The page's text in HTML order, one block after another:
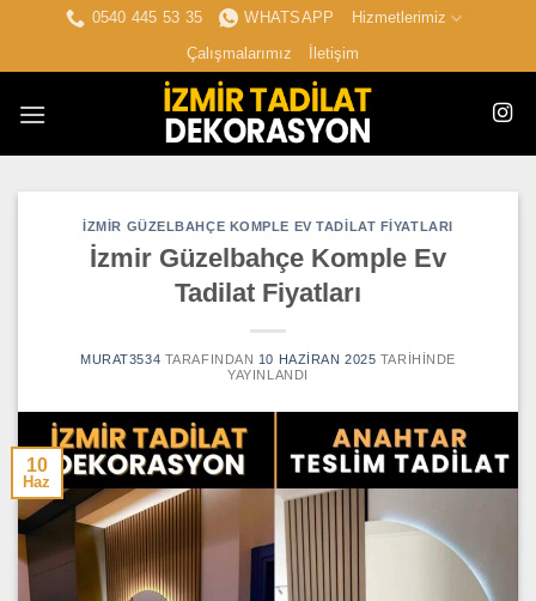
0540 445 53 35 WHATSAPP
Hizmetlerimiz
Çalışmalarımız
İletişim
İZMIR GÜZELBAHÇE KOMPLE EV TADILAT FIYATLARI
İzmir Güzelbahçe Komple Ev
Tadilat Fiyatları
MURAT3534 TARAFINDAN 10 HAZIRAN 2025 TARIHINDE
YAYINLANDI
10
Haz